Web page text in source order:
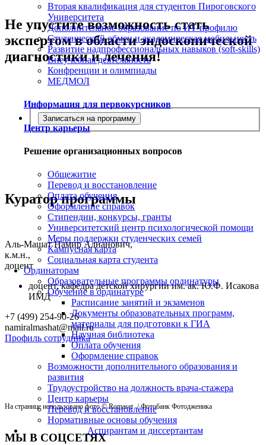
Вторая квалификация для студентов Пироговского
Университета
Дополнительное образование по ИТ-профилю
Студенческий обмен и академическая мобильность
Развитие надпрофессиональных навыков (soft-skills)
Внеучебная деятельность
Конфренции и олимпиады
МЕДМОЛ
Информация для первокурсников
Центр карьеры
Решение организационных вопросов
Общежитие
Перевод и восстановление
Оплата обучения
Оформление справок
Стипендии, конкурсы, гранты
Университетский центр психологической помощи
Меры поддержки студенческих семей
Кампусная карта
Социальная карта студента
Ординаторам
Образовательные программы ординатуры
Обучение в ординатуре
Расписание занятий и экзаменов
Документы образовательных программ,
материалы для подготовки к ГИА
Научная библиотека
Оплата обучения
Оформление справок
Возможности дополнительного образования и
развития
Трудоустройство на должность врача-стажера
Центр карьеры
Перевод и восстановление
Нормативные основы обучения
Аспирантам и диссертантам
Не упустите возможность стать
экспертом в области эндоскопической
диагностики и лечения!
Записаться на программу
Куратор программы
Аль-Машат Намир Аднанович,
к.м.н.,
доцент
доцент, кафедра детской хирургии им. ак. Ю.Ф. Исакова
ИМД
+7 (499) 254-90-26
namiralmashat@mail.ru
Профиль сотрудника
На странице использовано фото © Romaset / Фотобанк Фотодженика
МЫ В СОЦСЕТЯХ